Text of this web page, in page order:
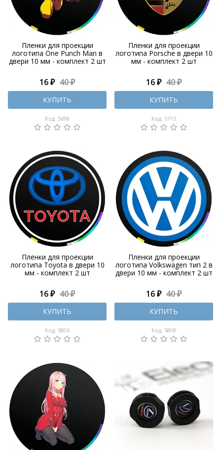
Пленки для проекции
логотипа One Punch Man в
двери 10 мм - комплект 2 шт
16 ₽ 40 ₽
КУПИТЬ
Код: 5698
Пленки для проекции
логотипа Porsche в двери 10
мм - комплект 2 шт
16 ₽ 40 ₽
КУПИТЬ
Код: 5715
Пленки для проекции
логотипа Toyota в двери 10
мм - комплект 2 шт
16 ₽ 40 ₽
КУПИТЬ
Код: 5806
Пленки для проекции
логотипа Volkswagen тип 2 в
двери 10 мм - комплект 2 шт
16 ₽ 40 ₽
КУПИТЬ
Код: 5808